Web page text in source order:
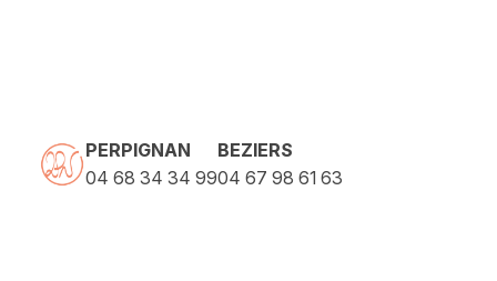
PERPIGNAN
04 68 34 34 99
BEZIERS
04 67 98 61 63